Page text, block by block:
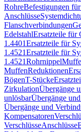
RohreBefestigungen
Anschlüsse
Flanschverbindungen
EdelstahlErsatzteile für
1.4401Ersatzteile für
1.4521Ersatzteile für
1.4521Rohrnippel
MuffenReduktionen
BögenT-Stücke
ZirkulationÜbergänge
unlösbarÜbergänge
Übergänge und
Kompensatoren
VerschlüsseAnschlüsse